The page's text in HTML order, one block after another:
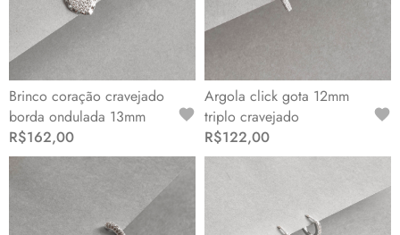
Brinco coração cravejado
borda ondulada 13mm
R$162,00
Argola click gota 12mm
triplo cravejado
R$122,00